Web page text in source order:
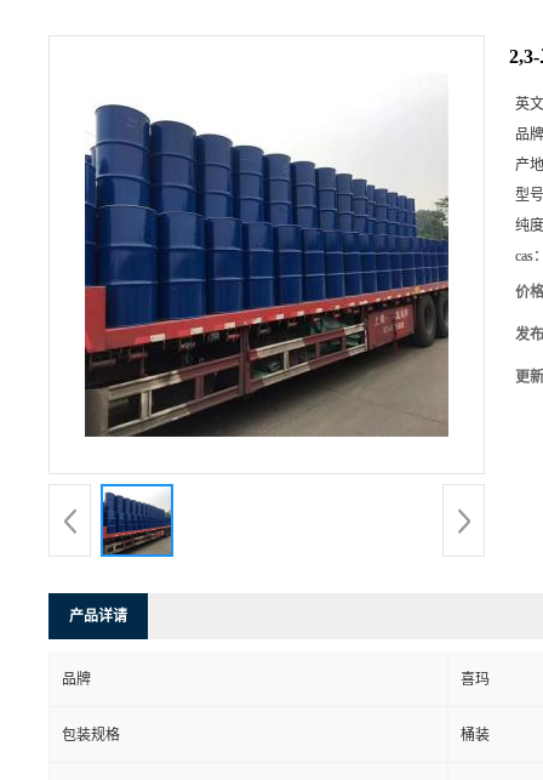
英
品
产
型
纯
cas
价
发
更
产品详请
品牌 喜玛
包装规格 桶装